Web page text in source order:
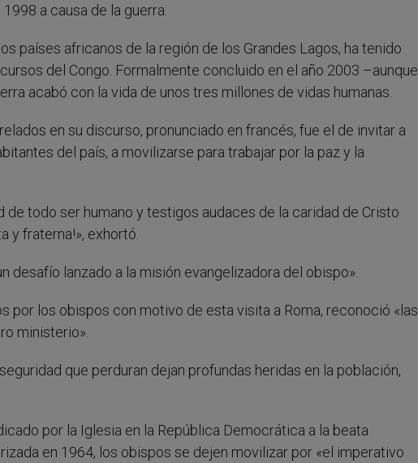
a causa de la guerra.
países africanos de la región de los Grandes Lagos, ha tenido
del Congo. Formalmente concluido en el año 2003 –aunque
acabó con la vida de unos tres millones de vidas humanas.
en su discurso, pronunciado en francés, fue el de invitar a
del país, a movilizarse para trabajar por la paz y la
de todo ser humano y testigos audaces de la caridad de Cristo
y fraterna!», exhortó.
desafío lanzado a la misión evangelizadora del obispo».
por los obispos con motivo de esta visita a Roma, reconoció «las
ministerio».
que perduran dejan profundas heridas en la población,
por la Iglesia en la República Democrática a la beata
en 1964, los obispos se dejen movilizar por «el imperativo